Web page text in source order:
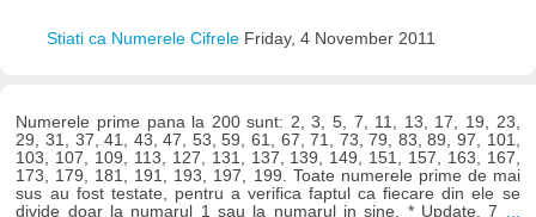
Stiati ca Numerele Cifrele Friday, 4 November 2011
Numerele prime pana la 200 sunt: 2, 3, 5, 7, 11, 13, 17, 19, 23,
29, 31, 37, 41, 43, 47, 53, 59, 61, 67, 71, 73, 79, 83, 89, 97, 101,
103, 107, 109, 113, 127, 131, 137, 139, 149, 151, 157, 163, 167,
173, 179, 181, 191, 193, 197, 199. Toate numerele prime de mai
sus au fost testate, pentru a verifica faptul ca fiecare din ele se
divide doar la numarul 1 sau la numarul in sine. * Update, 7